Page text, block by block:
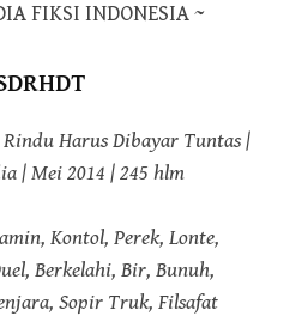
FIKSI INDONESIA ~
Harus Dibayar Tuntas |
| Mei 2014 | 245 hlm
Kontol, Perek, Lonte,
Berkelahi, Bir, Bunuh,
Sopir Truk, Filsafat